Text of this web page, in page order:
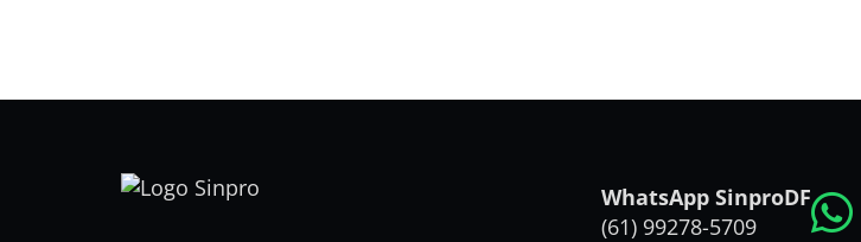
WhatsApp SinproDF
(61) 99278-5709